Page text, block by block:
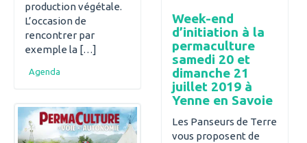
production végétale.
L’occasion de
rencontrer par
exemple la […]
Agenda
Week-end
d’initiation à la
permaculture
samedi 20 et
dimanche 21
juillet 2019 à
Yenne en Savoie
Les Panseurs de Terre
vous proposent de